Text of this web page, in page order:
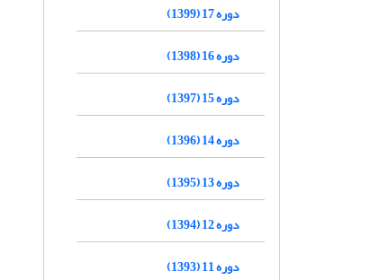
دوره 17 (1399)
دوره 16 (1398)
دوره 15 (1397)
دوره 14 (1396)
دوره 13 (1395)
دوره 12 (1394)
دوره 11 (1393)